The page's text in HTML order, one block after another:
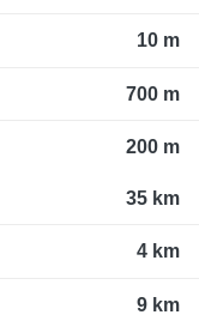
10 m
700 m
200 m
35 km
4 km
9 km